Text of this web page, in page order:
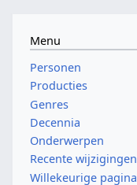
Menu
Personen
Producties
Genres
Decennia
Onderwerpen
Recente wijzigingen
Willekeurige pagina